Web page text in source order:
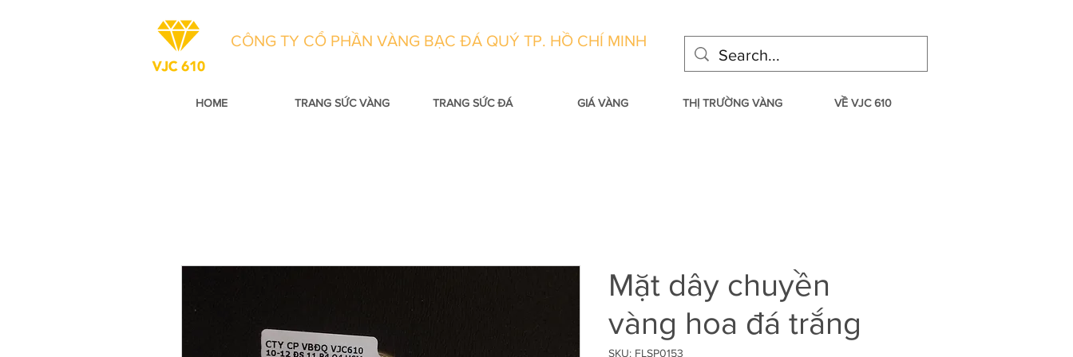
CÔNG TY CỔ PHẦN VÀNG BẠC ĐÁ QUÝ TP. HỒ CHÍ MINH
HOME TRANG SỨC VÀNG TRANG SỨC ĐÁ GIÁ VÀNG THỊ TRƯỜNG VÀNG VỀ VJC 610
Mặt dây chuyền
vàng hoa đá trắng
SKU: FLSP0153